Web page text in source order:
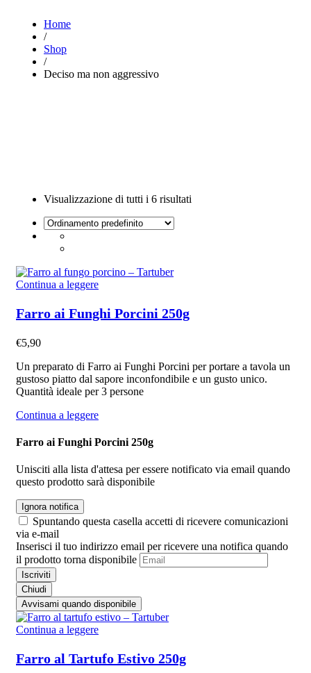
Home
/
Shop
/
Deciso ma non aggressivo
Visualizzazione di tutti i 6 risultati
Continua a leggere
Farro ai Funghi Porcini 250g
€5,90
Un preparato di Farro ai Funghi Porcini per portare a tavola un
gustoso piatto dal sapore inconfondibile e un gusto unico.
Quantità ideale per 3 persone
Continua a leggere
Farro ai Funghi Porcini 250g
Unisciti alla lista d'attesa per essere notificato via email quando
questo prodotto sarà disponibile
Ignora notifica
Spuntando questa casella accetti di ricevere comunicazioni
via e-mail
Inserisci il tuo indirizzo email per ricevere una notifica quando
il prodotto torna disponibile
Iscriviti
Chiudi
Avvisami quando disponibile
Continua a leggere
Farro al Tartufo Estivo 250g